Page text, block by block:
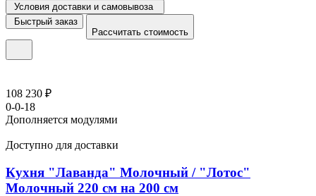
Условия доставки и самовывоза
Быстрый заказ
Рассчитать стоимость
108 230 ₽
0-0-18
Дополняется модулями
Доступно для доставки
Кухня "Лаванда" Молочный / "Лотос"
Молочный 220 см на 200 см